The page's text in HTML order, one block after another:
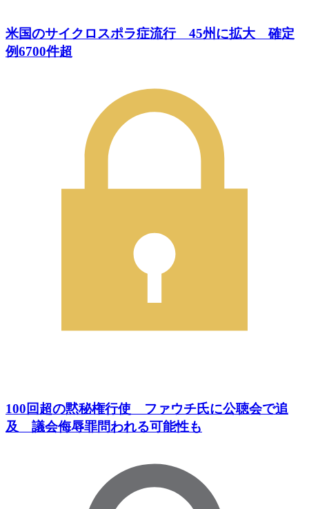
米国のサイクロスポラ症流行 45州に拡大 確定
例6700件超
100回超の黙秘権行使 ファウチ氏に公聴会で追
及 議会侮辱罪問われる可能性も